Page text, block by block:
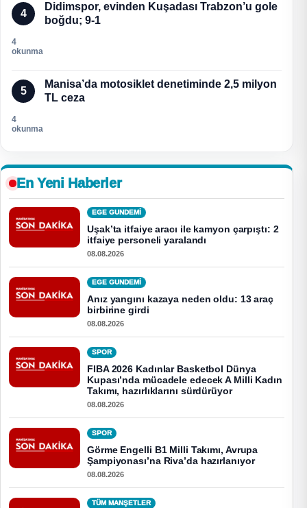
4
Didimspor, evinden Kuşadası Trabzon’u gole
boğdu; 9-1
4
okunma
5
Manisa’da motosiklet denetiminde 2,5 milyon
TL ceza
4
okunma
En Yeni Haberler
EGE GUNDEMİ
Uşak’ta itfaiye aracı ile kamyon çarpıştı: 2
itfaiye personeli yaralandı
08.08.2026
EGE GUNDEMİ
Anız yangını kazaya neden oldu: 13 araç
birbirine girdi
08.08.2026
SPOR
FIBA 2026 Kadınlar Basketbol Dünya
Kupası’nda mücadele edecek A Milli Kadın
Takımı, hazırlıklarını sürdürüyor
08.08.2026
SPOR
Görme Engelli B1 Milli Takımı, Avrupa
Şampiyonası’na Riva’da hazırlanıyor
08.08.2026
TÜM MANŞETLER